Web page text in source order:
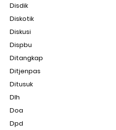
Disdik
Diskotik
Diskusi
Dispbu
Ditangkap
Ditjenpas
Ditusuk
Dlh
Doa
Dpd